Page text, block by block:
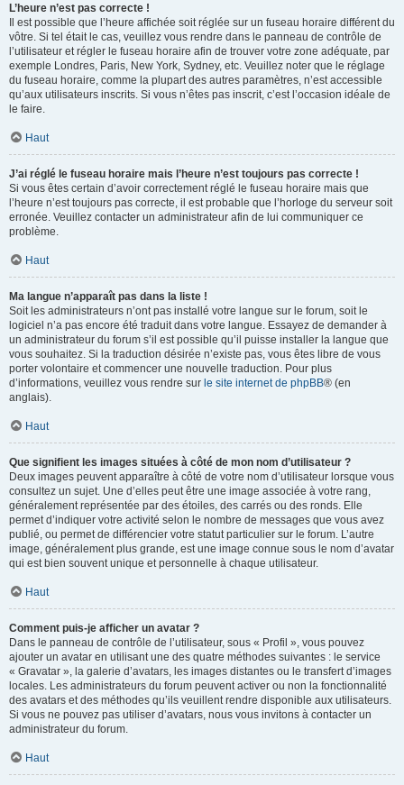
L’heure n’est pas correcte !
Il est possible que l’heure affichée soit réglée sur un fuseau horaire différent du
vôtre. Si tel était le cas, veuillez vous rendre dans le panneau de contrôle de
l’utilisateur et régler le fuseau horaire afin de trouver votre zone adéquate, par
exemple Londres, Paris, New York, Sydney, etc. Veuillez noter que le réglage
du fuseau horaire, comme la plupart des autres paramètres, n’est accessible
qu’aux utilisateurs inscrits. Si vous n’êtes pas inscrit, c’est l’occasion idéale de
le faire.
Haut
J’ai réglé le fuseau horaire mais l’heure n’est toujours pas correcte !
Si vous êtes certain d’avoir correctement réglé le fuseau horaire mais que
l’heure n’est toujours pas correcte, il est probable que l’horloge du serveur soit
erronée. Veuillez contacter un administrateur afin de lui communiquer ce
problème.
Haut
Ma langue n’apparaît pas dans la liste !
Soit les administrateurs n’ont pas installé votre langue sur le forum, soit le
logiciel n’a pas encore été traduit dans votre langue. Essayez de demander à
un administrateur du forum s’il est possible qu’il puisse installer la langue que
vous souhaitez. Si la traduction désirée n’existe pas, vous êtes libre de vous
porter volontaire et commencer une nouvelle traduction. Pour plus
d’informations, veuillez vous rendre sur le site internet de phpBB® (en
anglais).
Haut
Que signifient les images situées à côté de mon nom d’utilisateur ?
Deux images peuvent apparaître à côté de votre nom d’utilisateur lorsque vous
consultez un sujet. Une d’elles peut être une image associée à votre rang,
généralement représentée par des étoiles, des carrés ou des ronds. Elle
permet d’indiquer votre activité selon le nombre de messages que vous avez
publié, ou permet de différencier votre statut particulier sur le forum. L’autre
image, généralement plus grande, est une image connue sous le nom d’avatar
qui est bien souvent unique et personnelle à chaque utilisateur.
Haut
Comment puis-je afficher un avatar ?
Dans le panneau de contrôle de l’utilisateur, sous « Profil », vous pouvez
ajouter un avatar en utilisant une des quatre méthodes suivantes : le service
« Gravatar », la galerie d’avatars, les images distantes ou le transfert d’images
locales. Les administrateurs du forum peuvent activer ou non la fonctionnalité
des avatars et des méthodes qu’ils veuillent rendre disponible aux utilisateurs.
Si vous ne pouvez pas utiliser d’avatars, nous vous invitons à contacter un
administrateur du forum.
Haut